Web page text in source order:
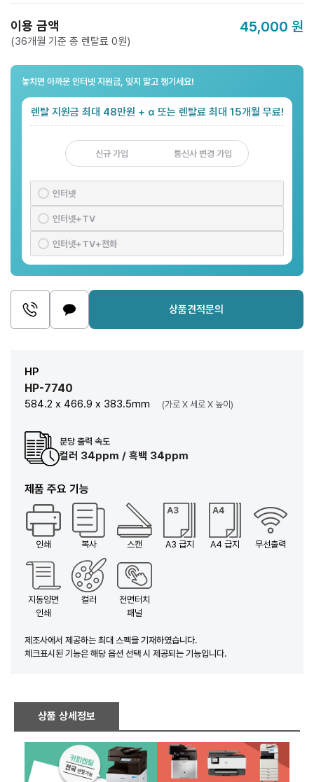
이용 금액 45,000 원
(36개월 기준 총 렌탈료 0원)
놓치면 아까운 인터넷 지원금, 잊지 말고 챙기세요!
렌탈 지원금 최대 48만원 + α 또는 렌탈료 최대 15개월 무료!
신규 가입 통신사 변경 가입
인터넷
인터넷+TV
인터넷+TV+전화
상품견적문의
HP
HP-7740
584.2 x 466.9 x 383.5mm (가로 X 세로 X 높이)
분당 출력 속도
컬러 34ppm / 흑백 34ppm
제품 주요 기능
인쇄 복사 스캔 A3 급지 A4 급지 무선출력
지동양면
인쇄
컬러
전면터치
패널
제조사에서 제공하는 최대 스펙을 기재하였습니다.
체크표시된 기능은 해당 옵션 선택 시 제공되는 기능입니다.
상품 상세정보